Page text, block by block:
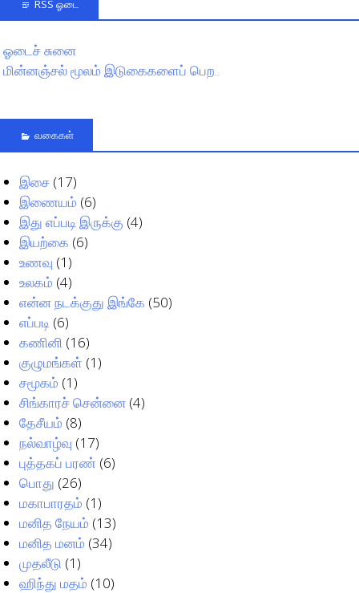
RSS ஓடை
ஓடைச் சுனை
மின்னஞ்சல் மூலம் இடுகைகளைப் பெற..
வகைகள்
இசை (17)
இணையம் (6)
இது எப்படி இருக்கு (4)
இயற்கை (6)
உணவு (1)
உலகம் (4)
என்ன நடக்குது இங்கே (50)
எப்படி (6)
கணினி (16)
குழுமங்கள் (1)
சமூகம் (1)
சிங்காரச் சென்னை (4)
தேசீயம் (8)
நல்வாழ்வு (17)
புத்தகப் பரண் (6)
பொது (26)
மகாபாரதம் (1)
மனித நேயம் (13)
மனித மனம் (34)
முதலீடு (1)
ஹிந்து மதம் (10)